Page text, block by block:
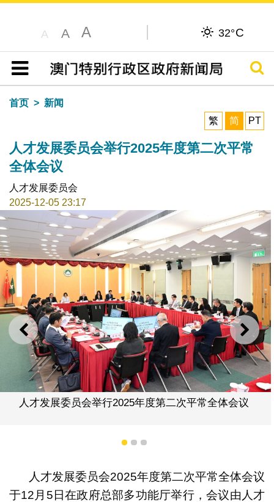
A A A 32°C
目录
搜寻
首页
新闻
繁
简 PT
人才发展委员会举行2025年度第二次平常
全体会议
人才发展委员会
2025-12-05 23:17
上一则 下一
人才发展委员会举行2025年度第二次平常全体会议
1 2 3
人才发展委员会2025年度第二次平常全体会议
于12月5日在政府总部多功能厅举行，会议由人才